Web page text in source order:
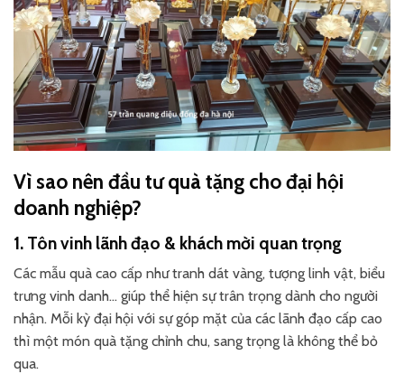
Vì sao nên đầu tư quà tặng cho đại hội
doanh nghiệp?
1. Tôn vinh lãnh đạo & khách mời quan trọng
Các mẫu quà cao cấp như tranh dát vàng, tượng linh vật, biểu
trưng vinh danh… giúp thể hiện sự trân trọng dành cho người
nhận. Mỗi kỳ đại hội với sự góp mặt của các lãnh đạo cấp cao
thì một món quà tặng chỉnh chu, sang trọng là không thể bỏ
qua.